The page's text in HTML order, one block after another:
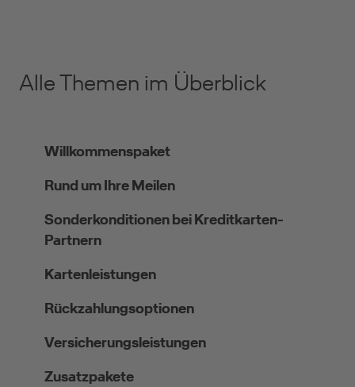
Alle Themen im Überblick
Willkommenspaket
Rund um Ihre Meilen
Sonderkonditionen bei Kreditkarten-
Partnern
Kartenleistungen
Rückzahlungsoptionen
Versicherungsleistungen
Zusatzpakete